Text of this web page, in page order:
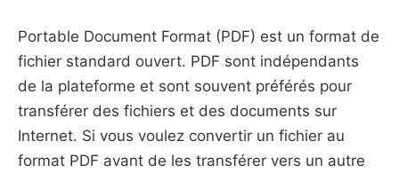
Portable Document Format (PDF) est un format de
fichier standard ouvert. PDF sont indépendants
de la plateforme et sont souvent préférés pour
transférer des fichiers et des documents sur
Internet. Si vous voulez convertir un fichier au
format PDF avant de les transférer vers un autre